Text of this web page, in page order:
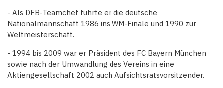
- Als DFB-Teamchef führte er die deutsche
Nationalmannschaft 1986 ins WM-Finale und 1990 zur
Weltmeisterschaft.
- 1994 bis 2009 war er Präsident des FC Bayern München
sowie nach der Umwandlung des Vereins in eine
Aktiengesellschaft 2002 auch Aufsichtsratsvorsitzender.